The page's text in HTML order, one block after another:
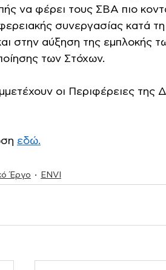
να φέρει τους ΣΒΑ πιο
συνεργασίας κατά
στην αύξηση της εμπλοκής
των Στόχων.
οι Περιφέρειες της
εδώ.
Έργο ENVI